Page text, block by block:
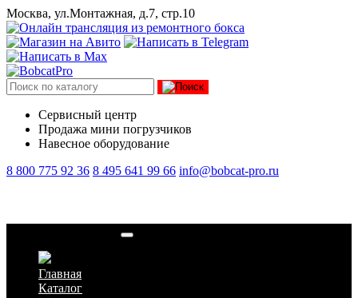
Москва, ул.Монтажная, д.7, стр.10
Сервисный центр
Продажа мини погрузчиков
Навесное оборудование
8 800 775 92 36 8 495 641 99 66 info@bobcat-pro.ru
Главная
Каталог